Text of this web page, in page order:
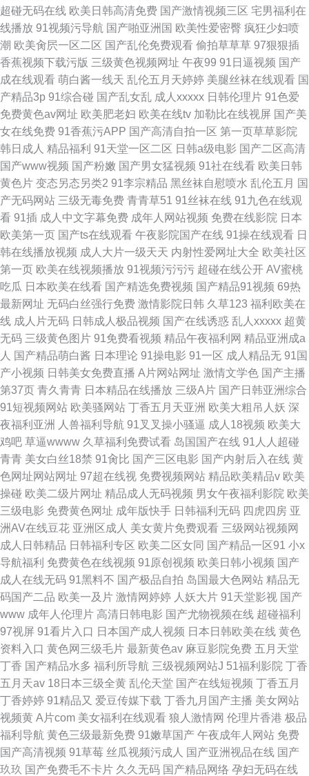
超碰无码在线 欧美日韩高清免费 国产激情视频三区 宅男福利在
线播放 91视频污导航 国产啪亚洲国 欧美性爱密臀 疯狂少妇喷
潮 欧美肏屄一区二区 国产乱伦免费观看 偷拍草草草 97狠狠插
香蕉视频下载污版 三级黄色视频网址 午夜99 91日逼视频 国产
成在线观看 萌白酱一线天 乱伦五月天婷婷 美腿丝袜在线观看 国
产精品3p 91综合碰 国产乱女乱 成人xxxxx 日韩伦理片 91色爱
免费黄色av网址 欧美肥老妇 欧美在线tv 加勒比在线视屏 国产美
女在线免费 91香蕉污APP 国产高清自拍一区 第一页草草影院
韩日成人 精品福利 91天堂一区二区 日韩a级电影 国产二区高清
国产www视频 国产粉嫩 国产男女猛视频 91社在线看 欧美日韩
黄色片 变态另态另类2 91李宗精品 黑丝袜自慰喷水 乱伦五月 国
产无码网站 三级无毒免费 青青草51 91丝袜在线 91九色在线观
看 91插 成人中文字幕免费 成年人网站视频 免费在线影院 日本
欧美第一页 国产ts在线观看 午夜影院国产在线 91操在线观看 日
韩在线播放视频 成人大片一级天天 内射性爱网址大全 欧美社区
第一页 欧美在线视频播放 91视频污污污 超碰在线公开 AV蜜桃
吃瓜 日本欧美在线看 国产精选免费视频 国产精品91视频 69热
最新网址 无码白丝强行免费 激情影院日韩 久草123 福利欧美在
线 成人片无码 日韩成人极品视频 国产在线诱惑 乱人xxxxx 超黄
无码 三级黄色图片 91免费看视频 精品午夜福利网 精品亚洲成a
人 国产精品萌白酱 日本理论 91操电影 91一区 成人精品无 91国
产小视频 日韩美女免费直播 A片网站网址 激情文学色 国产主播
第37页 青久青青 日本精品在线播放 三级A片 国产日韩亚洲综合
91短视频网站 欧美骚网站 丁香五月天亚洲 欧美大粗吊人妖 深
夜福利亚洲
人兽福利导航 91叉叉操小骚逼 成人18视频 欧美大
鸡吧 草逼wwww 久草福利免费试看 岛国国产在线 91人人超碰
青青 美女白丝18禁 91肏比 国产三区电影 国产内射后入在线 黄
色网址网站网址 97超在线视 免费视频网站 精品欧美精品v 欧美
操碰 欧美二级片网址 精品成人无码视频 男女午夜福利影院 欧美
三级电影 免费黄色网址 成年版快手 日韩福利无码 四虎四房 亚
洲AV在线豆花 亚洲区成人 美女黄片免费观看 三级网站视频网
成人日韩精品 日韩福利专区 欧美二区女同 国产精品一区91 小x
导航福利 免费黄色在线视频 91原创视频 欧美日韩小视频 国产
成人在线无码 91黑料不 国产极品自拍 岛国最大色网站 精品无
码国产二品 欧美一及片 激情网婷婷 人妖大片 91天堂影视 国产
www 成年人伦理片 高清日韩电影 国产尤物视频在线 超碰福利
97视屏 91看片入口 日本国产成人视频 日本日韩欧美在线 黄色
资料入口 黄色网三级毛片 最新黄色av 麻豆影院免费 五月天堂
丁香 国产精品水多 福利所导航 三级视频网站J 51福利影院 丁香
五月天av 18日本三级全黄 乱伦天堂 国产在线短视频 丁香五月
丁香婷婷 91精品又 爱豆传媒下载 丁香九月国产主播 美女网站
视频黄 A片com 美女福利在线观看 狼人激情网 伦理片香港 极品
福利导航 黄色三级最新免费 91嫩草国产 午夜成年人网站 免费
国产高清视频 91草莓 丝瓜视频污成人 国产亚洲视品在线 国产
玖玖 国产免费毛不卡片 久久无码 国产精品网络 孕妇无码在线